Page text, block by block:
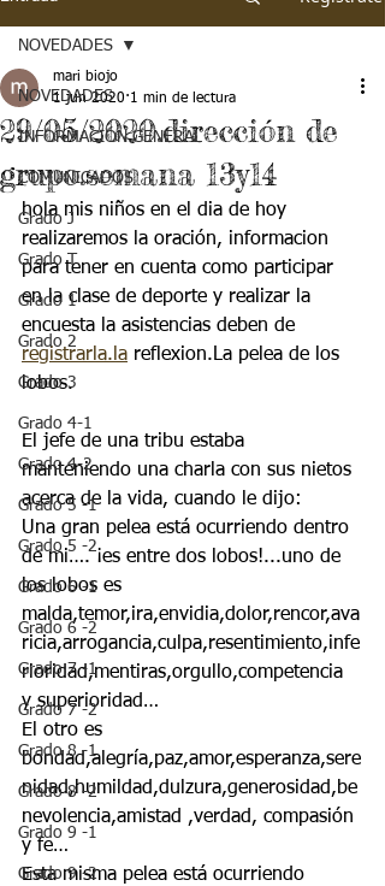
NOVEDADES
INFORMACIÓN GENERAL
COMUNICADOS
Grado J
Grado T
Grado 1
Grado 2
Grado 3
Grado 4-1
Grado 4-2
Grado 5 -1
Grado 5 -2
Grado 6 -1
Grado 6 -2
Grado 7 -1
Grado 7 -2
Grado 8 -1
Grado 8 -2
Grado 9 -1
Grado 9 -2
NOVEDADES
29/05/2020.dirección de
grupo.semana 13y14
mari biojo
1 jun 2020 1 min de lectura
hola mis niños en el dia de hoy
realizaremos la oración, informacion
para tener en cuenta como participar
en la clase de deporte y realizar la
encuesta la asistencias deben de
registrarla.la reflexion.La pelea de los
lobos.
El jefe de una tribu estaba
manteniendo una charla con sus nietos
acerca de la vida, cuando le dijo:
Una gran pelea está ocurriendo dentro
de mi…. ¡es entre dos lobos!...uno de
los lobos es
malda,temor,ira,envidia,dolor,rencor,ava
ricia,arrogancia,culpa,resentimiento,infe
rioridad,mentiras,orgullo,competencia
y superioridad…
El otro es
bondad,alegría,paz,amor,esperanza,sere
nidad,humildad,dulzura,generosidad,be
nevolencia,amistad ,verdad, compasión
y fe…
Esta misma pelea está ocurriendo